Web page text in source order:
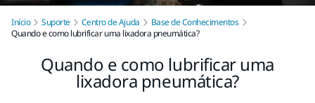
Início Suporte Centro de Ajuda
Base de Conhecimentos
Quando e como lubrificar uma lixadora pneumática?
Quando e como lubrificar uma
lixadora pneumática?